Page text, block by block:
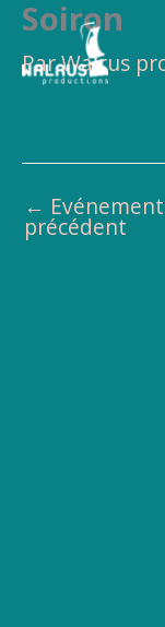
Aller
contenu
Soiron
ParWalrus
← Evénement
précédent